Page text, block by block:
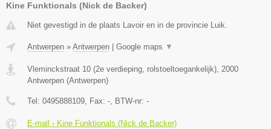
Kine Funktionals (Nick de Backer)
Niet gevestigd in de plaats Lavoir en in de provincie Luik.
Antwerpen » Antwerpen Google maps ▼
Vleminckstraat 10 (2e verdieping, rolstoeltoegankelijk), 2000
Antwerpen (Antwerpen)
Tel: 0495888109, Fax: -, BTW-nr: -
E-mail › Kine Funktionals (Nick de Backer)